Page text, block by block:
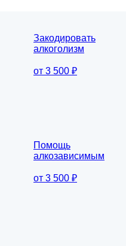
Закодировать
алкоголизм
от 3 500 ₽
Помощь
алкозависимым
от 3 500 ₽